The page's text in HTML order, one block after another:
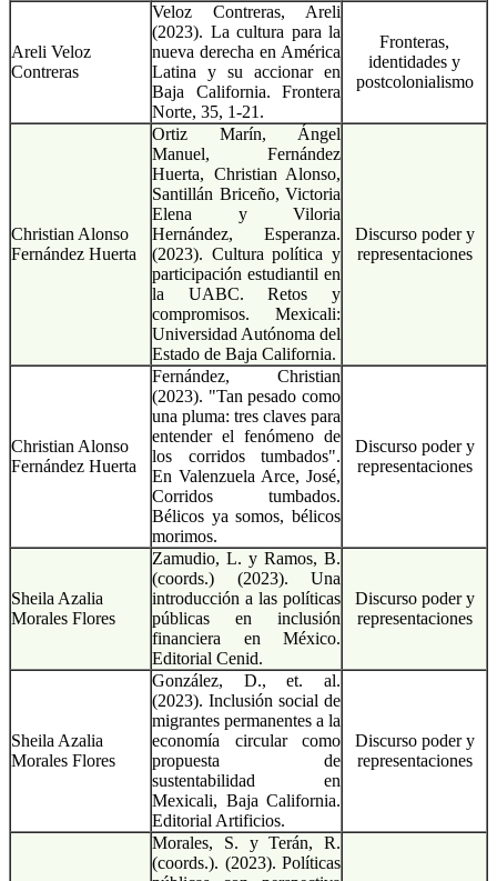
Areli Veloz
Contreras
Veloz Contreras, Areli
(2023). La cultura para la
nueva derecha en América
Latina y su accionar en
Baja California. Frontera
Norte, 35, 1-21.
Fronteras,
identidades y
postcolonialismo
Christian Alonso
Fernández Huerta
Ortiz Marín, Ángel
Manuel, Fernández
Huerta, Christian Alonso,
Santillán Briceño, Victoria
Elena y Viloria
Hernández, Esperanza.
(2023). Cultura política y
participación estudiantil en
la UABC. Retos y
compromisos. Mexicali:
Universidad Autónoma del
Estado de Baja California.
Discurso poder y
representaciones
Christian Alonso
Fernández Huerta
Fernández, Christian
(2023). "Tan pesado como
una pluma: tres claves para
entender el fenómeno de
los corridos tumbados".
En Valenzuela Arce, José,
Corridos tumbados.
Bélicos ya somos, bélicos
morimos.
Discurso poder y
representaciones
Sheila Azalia
Morales Flores
Zamudio, L. y Ramos, B.
(coords.) (2023). Una
introducción a las políticas
públicas en inclusión
financiera en México.
Editorial Cenid.
Discurso poder y
representaciones
Sheila Azalia
Morales Flores
González, D., et. al.
(2023). Inclusión social de
migrantes permanentes a la
economía circular como
propuesta de
sustentabilidad en
Mexicali, Baja California.
Editorial Artificios.
Discurso poder y
representaciones
Morales, S. y Terán, R.
(coords.). (2023). Políticas